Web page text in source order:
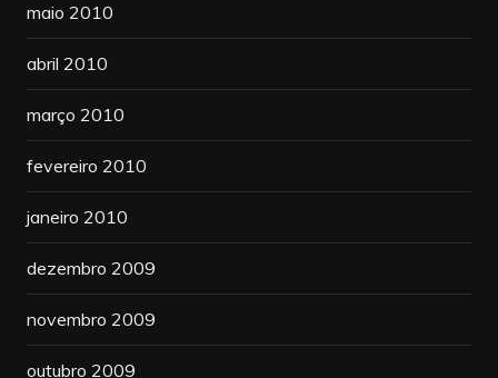
maio 2010
abril 2010
março 2010
fevereiro 2010
janeiro 2010
dezembro 2009
novembro 2009
outubro 2009